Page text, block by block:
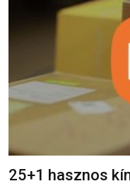
25+1 hasznos